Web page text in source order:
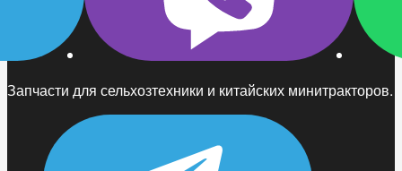
Запчасти для сельхозтехники и китайских минитракторов.